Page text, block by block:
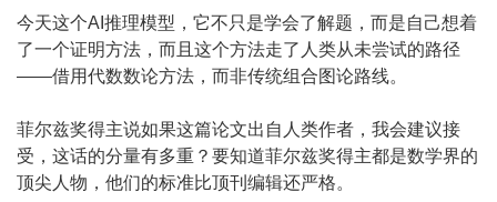
今天这个AI推理模型，它不只是学会了解题，而是自己想着
了一个证明方法，而且这个方法走了人类从未尝试的路径
——借用代数数论方法，而非传统组合图论路线。
菲尔兹奖得主说如果这篇论文出自人类作者，我会建议接
受，这话的分量有多重？要知道菲尔兹奖得主都是数学界的
顶尖人物，他们的标准比顶刊编辑还严格。